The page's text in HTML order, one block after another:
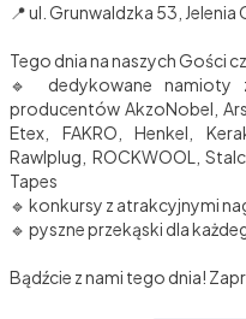
📍 ul. Grunwaldzka 53, Jelenia
Tego dnia na naszych Gości
🔹 dedykowane namioty
producentów AkzoNobel,
Etex, FAKRO, Henkel,
Rawlplug, ROCKWOOL,
Tapes
🔹 konkursy z atrakcyjnymi
🔹 pyszne przekąski dla
Bądźcie z nami tego dnia!